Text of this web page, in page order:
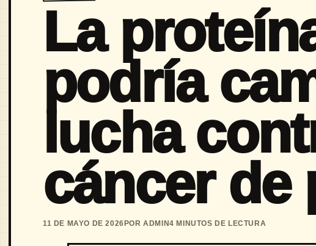
La
podría
lucha
cáncer de
11 DE MAYO DE 2026 POR ADMIN4 MINUTOS DE LECTURA